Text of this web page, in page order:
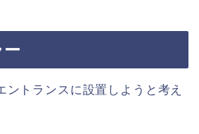
ントランスに設置しようと考え